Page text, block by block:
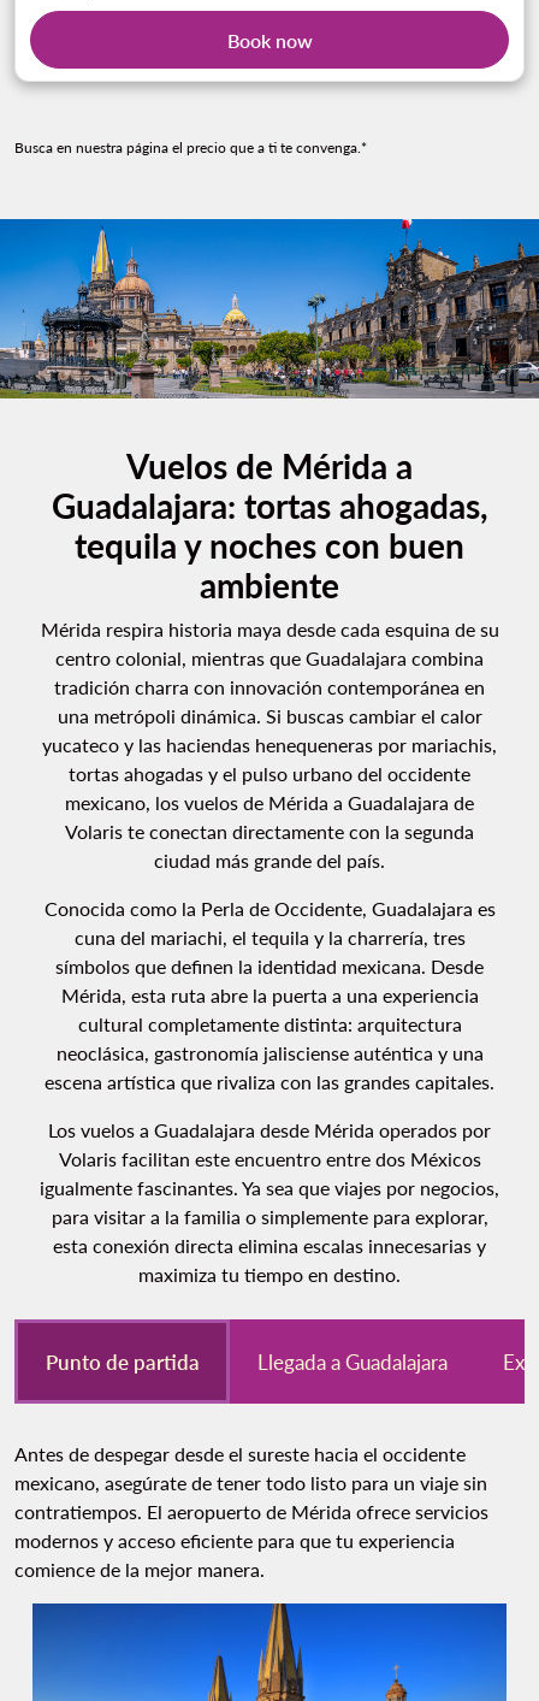
Book now
Busca en nuestra página el precio que a ti te convenga.*
Vuelos de Mérida a
Guadalajara: tortas ahogadas,
tequila y noches con buen
ambiente
Mérida respira historia maya desde cada esquina de su
centro colonial, mientras que Guadalajara combina
tradición charra con innovación contemporánea en
una metrópoli dinámica. Si buscas cambiar el calor
yucateco y las haciendas henequeneras por mariachis,
tortas ahogadas y el pulso urbano del occidente
mexicano, los vuelos de Mérida a Guadalajara de
Volaris te conectan directamente con la segunda
ciudad más grande del país.
Conocida como la Perla de Occidente, Guadalajara es
cuna del mariachi, el tequila y la charrería, tres
símbolos que definen la identidad mexicana. Desde
Mérida, esta ruta abre la puerta a una experiencia
cultural completamente distinta: arquitectura
neoclásica, gastronomía jalisciense auténtica y una
escena artística que rivaliza con las grandes capitales.
Los vuelos a Guadalajara desde Mérida operados por
Volaris facilitan este encuentro entre dos Méxicos
igualmente fascinantes. Ya sea que viajes por negocios,
para visitar a la familia o simplemente para explorar,
esta conexión directa elimina escalas innecesarias y
maximiza tu tiempo en destino.
Punto de partida Llegada a Guadalajara
Antes de despegar desde el sureste hacia el occidente
mexicano, asegúrate de tener todo listo para un viaje sin
contratiempos. El aeropuerto de Mérida ofrece servicios
modernos y acceso eficiente para que tu experiencia
comience de la mejor manera.